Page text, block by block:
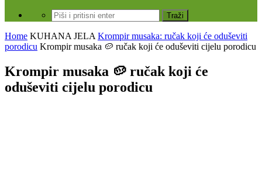
Home KUHANA JELA Krompir musaka: ručak koji će oduševiti
porodicu Krompir musaka 🥔 ručak koji će oduševiti cijelu porodicu
Krompir musaka 🥔 ručak koji će
oduševiti cijelu porodicu